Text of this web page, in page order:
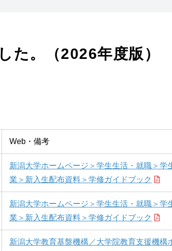
た。（2026年度版）
Web・備考
新潟大学ホームページ＞学生生活・就職＞学
業＞新入生配布資料＞学修ガイドブック
新潟大学ホームページ＞学生生活・就職＞学
業＞新入生配布資料＞学修ガイドブック
新潟大学教育基盤機構／大学院教育支援機構